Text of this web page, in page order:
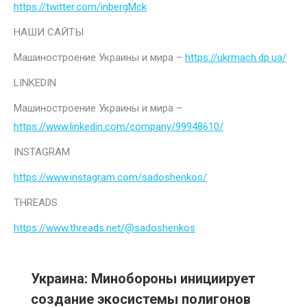
https://twitter.com/inbergMck
НАШИ САЙТЫ
Машиностроение Украины и мира – https://ukrmach.dp.ua/
LINKEDIN
Машиностроение Украины и мира –
https://www.linkedin.com/company/99948610/
INSTAGRAM
https://www.instagram.com/sadoshenkos/
THREADS
https://www.threads.net/@sadoshenkos
Украина: Минобороны инициирует
создание экосистемы полигонов